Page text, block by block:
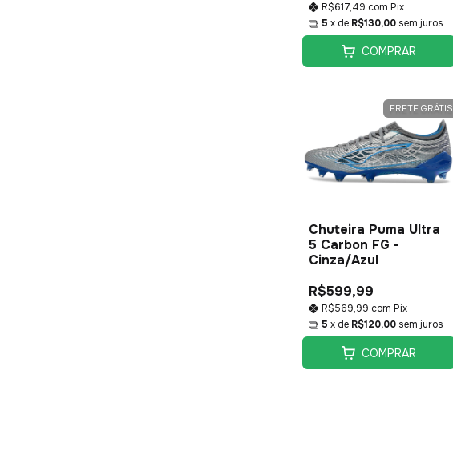
R$617,49 com Pix
5 x de R$130,00 sem juros
COMPRAR
FRETE GRÁTIS
Chuteira Puma Ultra
5 Carbon FG -
Cinza/Azul
R$599,99
R$569,99 com Pix
5 x de R$120,00 sem juros
COMPRAR